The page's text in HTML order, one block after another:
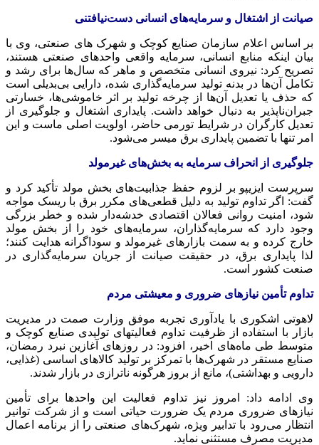
صیانت از اشتغال و سرمایه‌های انسانی دست‌نیافتنی
بر اساس اعلام سازمان صنایع کوچک و شهرک های صنعتی، وی با
بیان اینکه منابع انسانی، سرمایه واقعی واحدهای صنعتی هستند،
تصریح کرد: نیروی انسانی متخصص و ماهر که سال‌ها برای رشد و
تکامل آن‌ها در بدنه تولید سرمایه‌گذاری شده، دارایی بی‌بدیلی است
که حذف یا تعدیل آن‌ها از چرخه تولید بر اثر خاموشی‌ها، خسارتی
جبران‌ناپذیر به دنبال خواهد داشت. پایداری اشتغال و جلوگیری از
تعدیل کارگران در شرایط تورمی حاضر، اولویت اصلی ماست و این
امر تنها با تضمین پایداری برق میسر می‌شود.
جلوگیری از انحراف سرمایه به بخش‌های غیرمولد
سرپرست ایزیپو بر لزوم حفظ جذابیت‌های بخش مولد تأکید کرد و
گفت: اگر تداوم تولید به دلیل قطعی‌های مکرر برق با ریسک مواجه
شود، امنیت روانی فعالان اقتصادی خدشه‌دار شده و خطر بزرگی
وجود دارد که سرمایه‌گذاران، سرمایه‌های خود را از بخش مولد
خارج کرده و به سمت بازارهای غیرمولد و سوداگرانه هدایت کنند؛
لذا پایداری برق، در حقیقت صیانت از جریان سرمایه‌گذاری در
صنعت کشور است.
تداوم تأمین نیازهای ضروری و معیشتی مردم
لاهوتی اشکوری با یادآوری تجربه موفق وزارت صمت در مدیریت
بازار با استفاده از ظرفیت تداوم فعالیتهای تولیدی صنایع کوچک و
متوسط طی ماه‌های اخیر، افزود: در روزهای آغازین نبرد رمضان،
صنایع مستقر در شهرک‌ها با تمرکز بر تولید کالاهای اساسی (غذایی،
دارویی و بهداشتی)، مانع از بروز هرگونه ناترازی در بازار شدند.
وی ادامه داد: امروز نیز تداوم فعالیت این واحدها برای تأمین
نیازهای ضروری مردم یک ضرورت حیاتی است و از شرکت توانیر
انتظار می‌رود با تدابیر ویژه، شهرک‌های صنعتی را از برنامه اعمال
مدیریت مصرف مستثنی نماید.